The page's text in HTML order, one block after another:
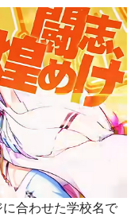
合わせた学校名で